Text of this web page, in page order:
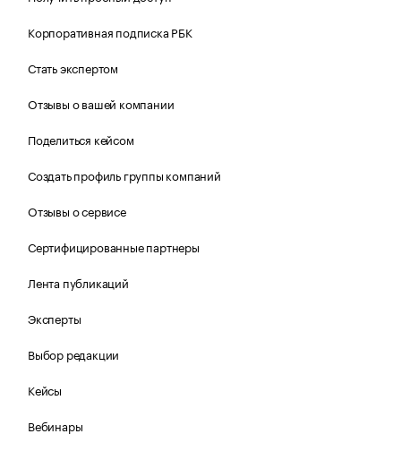
Корпоративная подписка РБК
Стать экспертом
Отзывы о вашей компании
Поделиться кейсом
Создать профиль группы компаний
Отзывы о сервисе
Сертифицированные партнеры
Лента публикаций
Эксперты
Выбор редакции
Кейсы
Вебинары